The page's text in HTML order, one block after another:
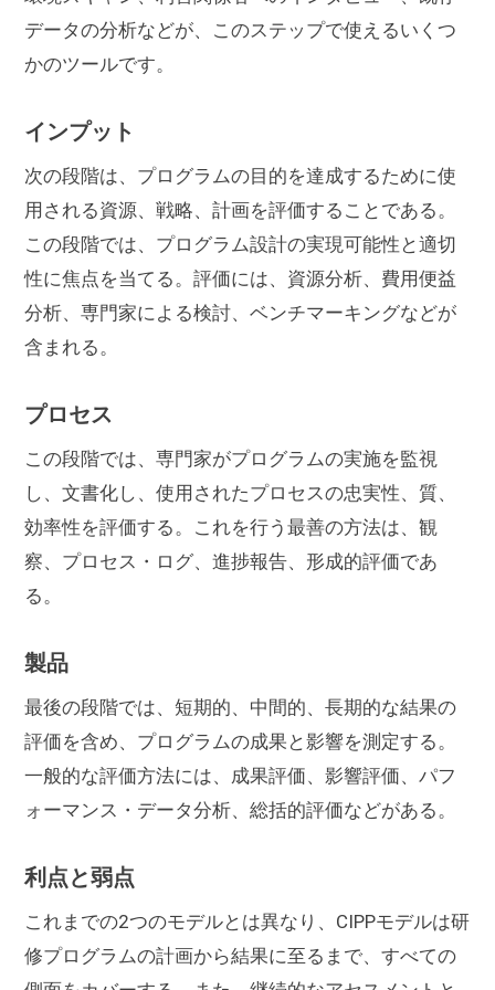
データの分析などが、このステップで使えるいくつ
かのツールです。
インプット
次の段階は、プログラムの目的を達成するために使
用される資源、戦略、計画を評価することである。
この段階では、プログラム設計の実現可能性と適切
性に焦点を当てる。評価には、資源分析、費用便益
分析、専門家による検討、ベンチマーキングなどが
含まれる。
プロセス
この段階では、専門家がプログラムの実施を監視
し、文書化し、使用されたプロセスの忠実性、質、
効率性を評価する。これを行う最善の方法は、観
察、プロセス・ログ、進捗報告、形成的評価であ
る。
製品
最後の段階では、短期的、中間的、長期的な結果の
評価を含め、プログラムの成果と影響を測定する。
一般的な評価方法には、成果評価、影響評価、パフ
ォーマンス・データ分析、総括的評価などがある。
利点と弱点
これまでの2つのモデルとは異なり、CIPPモデルは研
修プログラムの計画から結果に至るまで、すべての